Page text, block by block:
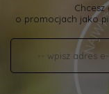
o promocjach jako